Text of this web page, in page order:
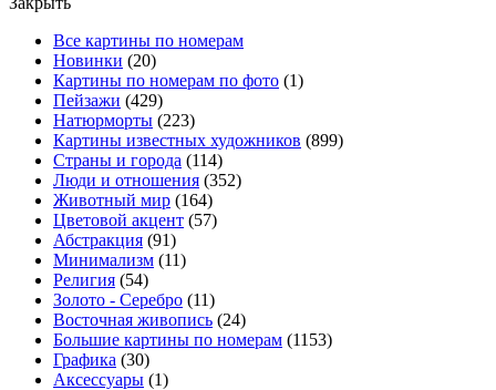
Все картины по номерам
Новинки (20)
Картины по номерам по фото (1)
Пейзажи (429)
Натюрморты (223)
Картины известных художников (899)
Страны и города (114)
Люди и отношения (352)
Животный мир (164)
Цветовой акцент (57)
Абстракция (91)
Минимализм (11)
Религия (54)
Золото - Серебро (11)
Восточная живопись (24)
Большие картины по номерам (1153)
Графика (30)
Аксессуары (1)